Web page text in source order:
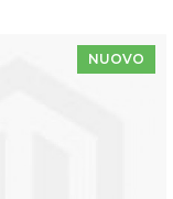
NUOVO